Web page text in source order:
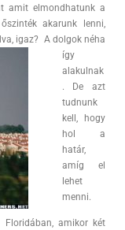
amit elmondhatunk a
akarunk lenni,
igaz? A dolgok néha
így
alakulnak
. De azt
tudnunk
kell, hogy
hol a
határ,
amíg el
lehet
menni.
Floridában, amikor két